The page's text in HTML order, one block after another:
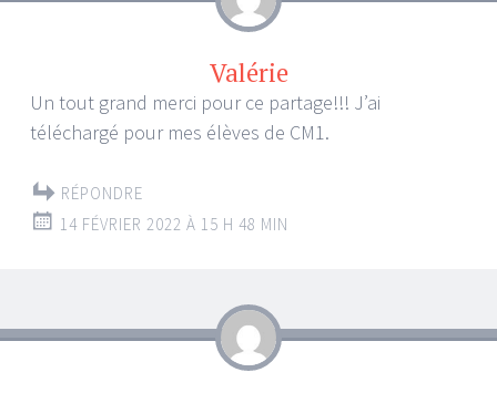
Valérie
Un tout grand merci pour ce partage!!! J’ai
téléchargé pour mes élèves de CM1.
RÉPONDRE
14 FÉVRIER 2022 À 15 H 48 MIN